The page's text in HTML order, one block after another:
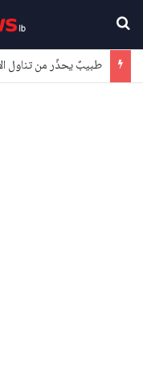
طبيبٌ يحذّر من تناول